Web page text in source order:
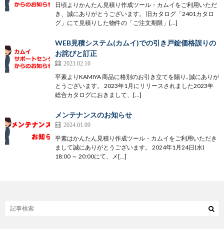
日頃よりかんたん見積り作成ツール・カムイをご利用いただ
き、誠にありがとうございます。 旧カタログ「2401カタロ
グ」にて見積りした物件の「ご注文期限」[…]
WEB見積システム(カムイ)での引き戸錠価格誤りの
お詫びと訂正
2023.02.16
平素よりKAMIYA 商品に格別のお引き立てを賜り､誠にありが
とうございます。 2023年1月にリリースされました2023年
総合カタログにおきまして、[…]
メンテナンスのお知らせ
2024.01.09
平素はかんたん見積り作成ツール・カムイをご利用いただき
まして誠にありがとうございます。 2024年1月24日(水)
18:00 ～ 20:00にて、メ[…]